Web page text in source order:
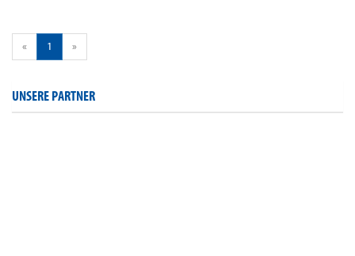
« 1 »
UNSERE PARTNER